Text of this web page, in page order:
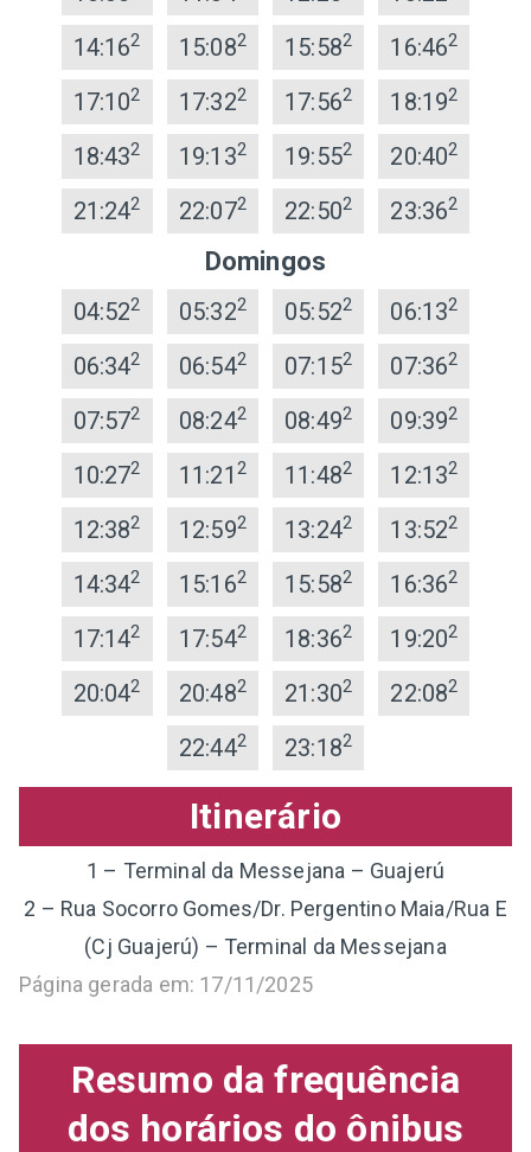
14:162 15:082 15:582 16:462
17:102 17:322 17:562 18:192
18:432 19:132 19:552 20:402
21:242 22:072 22:502 23:362
Domingos
04:522 05:322 05:522 06:132
06:342 06:542 07:152 07:362
07:572 08:242 08:492 09:392
10:272 11:21 2 11:482 12:132
12:382 12:592 13:242 13:522
14:342 15:162 15:582 16:362
17:142 17:542 18:362 19:202
20:042 20:482 21:302 22:082
22:442 23:182
Itinerário
1 – Terminal da Messejana – Guajerú
2 – Rua Socorro Gomes/Dr. Pergentino Maia/Rua E
(Cj Guajerú) – Terminal da Messejana
Página gerada em: 17/11/2025
Resumo da frequência
dos horários do ônibus